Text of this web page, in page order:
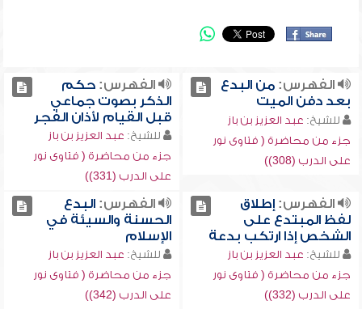
الفهرس:من البدع
بعد دفن الميت
للشيخ: عبد العزيز بن باز
جزء من محاضرة ( فتاوى نور
على الدرب (308))
الفهرس:حكم
الذكر بصوت جماعي
قبل القيام لأذان الفجر
للشيخ: عبد العزيز بن باز
جزء من محاضرة ( فتاوى نور
على الدرب (331))
الفهرس:إطلاق
لفظ المبتدع على
الشخص إذا ارتكب بدعة
للشيخ: عبد العزيز بن باز
جزء من محاضرة ( فتاوى نور
على الدرب (332))
الفهرس:البدع
الحسنة والسيئة في
الإسلام
للشيخ: عبد العزيز بن باز
جزء من محاضرة ( فتاوى نور
على الدرب (342))